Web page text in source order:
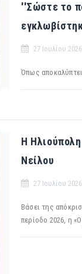
''Σώστε το
27 Ιουλίου 2026
Όπως
Η
Νείλου
27 Ιουλίου 2026
Βάσει της
περίοδο 2026, η